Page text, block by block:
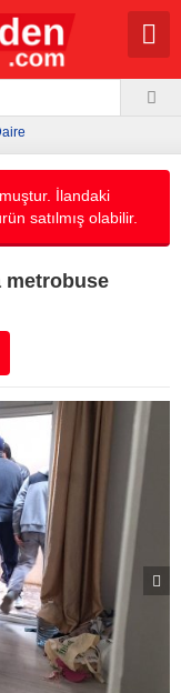
İlandaki
satılmış olabilir.
metrobuse